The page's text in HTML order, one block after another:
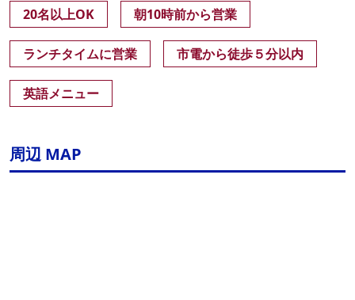
20名以上OK 朝10時前から営業
ランチタイムに営業 市電から徒歩５分以内
英語メニュー
周辺 MAP